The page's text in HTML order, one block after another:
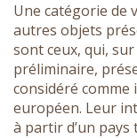
Une catégorie de
autres objets
sont ceux, qui,
préliminaire,
considéré
européen. Leur
à partir d’un